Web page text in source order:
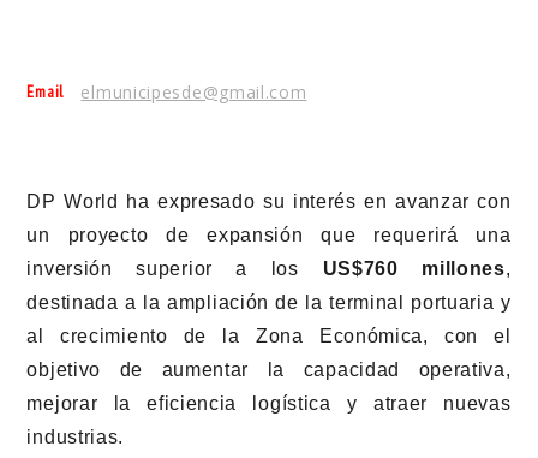
Email elmunicipesde@gmail.com
DP World ha expresado su interés en avanzar con
un proyecto de expansión que requerirá una
inversión superior a los US$760 millones,
destinada a la ampliación de la terminal portuaria y
al crecimiento de la Zona Económica, con el
objetivo de aumentar la capacidad operativa,
mejorar la eficiencia logística y atraer nuevas
industrias.